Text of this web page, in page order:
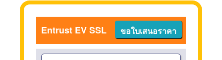
ขอใบเสนอราคา
Entrust EV SSL